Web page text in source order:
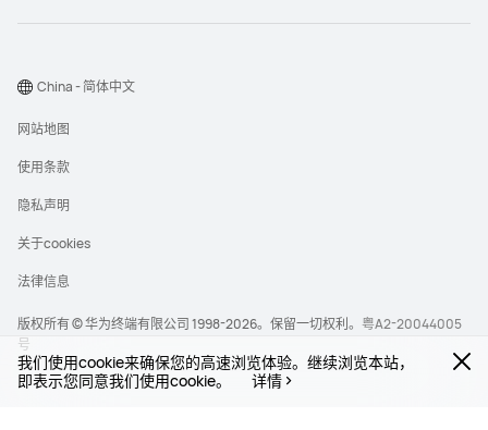
我们使用cookie来确保您的高速浏览体验。继续浏览本站，
即表示您同意我们使用cookie。
详情
版权所有 © 华为终端有限公司 1998-2026。保留一切权利。 粤A2-20044005
号
网站地图
使用条款
隐私声明
关于cookies
法律信息
China - 简体中文